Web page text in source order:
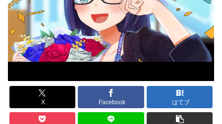
X Facebook はてブ